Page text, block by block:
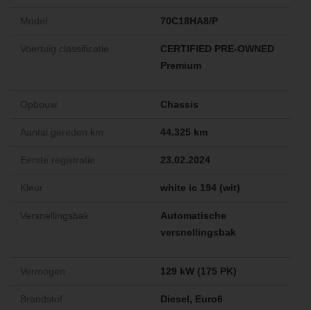
Model 70C18HA8/P
Voertuig classificatie
CERTIFIED PRE-OWNED
Premium
Opbouw Chassis
Aantal gereden km 44.325 km
Eerste registratie 23.02.2024
Kleur white ic 194 (wit)
Versnellingsbak
Automatische
versnellingsbak
Vermogen 129 kW (175 PK)
Brandstof Diesel, Euro6